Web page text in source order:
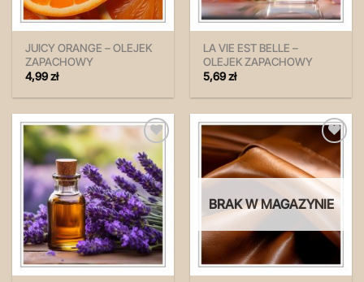
JUICY ORANGE – OLEJEK
ZAPACHOWY
4,99zł
LA VIE EST BELLE –
OLEJEK ZAPACHOWY
5,69zł
Zapisz
na
później!
Zapisz
na
później!
BRAK W MAGAZYNIE